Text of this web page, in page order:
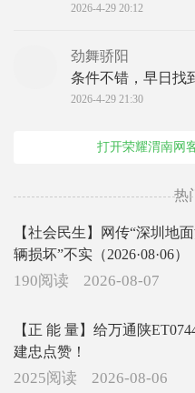
2026-4-29 20:12
劲舞骄阳
条件不错，早日找
2026-4-29 21:30
打开荣耀渭南网
热
【社会民生】网传“深圳地
辆损坏”不实（2026·08·06）
190阅读 2026-08-07
【正 能 量】给万通陕
建忠点赞！
2025阅读 2026-08-06